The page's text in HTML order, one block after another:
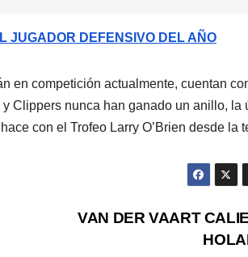
JUGADOR DEFENSIVO DEL AÑO
en competición actualmente, cuentan
Clippers nunca han ganado un anillo, la
con el Trofeo Larry O’Brien desde la
VAN DER VAART